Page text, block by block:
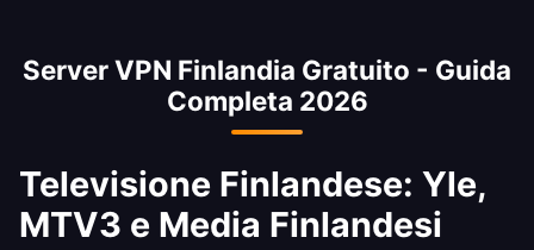
finlandese. La currency è l'Euro (EUR).
Server VPN Finlandia Gratuito - Guida
Completa 2026
Televisione Finlandese: Yle,
MTV3 e Media Finlandesi